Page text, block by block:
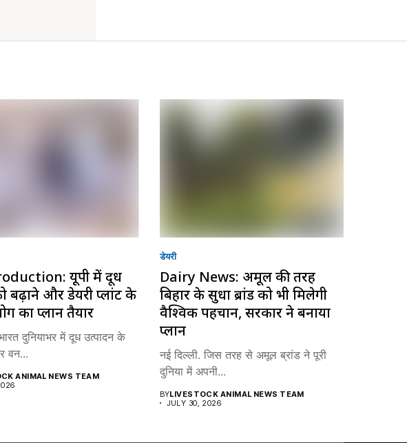
यूपी में दूध
बढ़ाने और डेयरी प्लांट के
का प्लान तैयार
दुनियाभर में दूध उत्पादन के
वन...
ANIMAL NEWS TEAM
डेयरी
Dairy News: अमूल की तरह
बिहार के सुधा ब्रांड को भी मिलेगी
वैश्विक पहचान, सरकार ने बनाया
प्लान
नई दिल्ली. जिस तरह से अमूल ब्रांड ने पूरी
दुनिया में अपनी...
BYLIVESTOCK ANIMAL NEWS TEAM
JULY 30, 2026